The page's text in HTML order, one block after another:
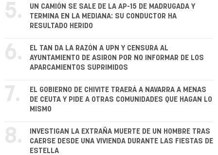
5.
UN CAMIÓN SE SALE DE LA AP-15 DE MADRUGADA Y
TERMINA EN LA MEDIANA: SU CONDUCTOR HA
RESULTADO HERIDO
6.
EL TAN DA LA RAZÓN A UPN Y CENSURA AL
AYUNTAMIENTO DE ASIRON POR NO INFORMAR DE LOS
APARCAMIENTOS SUPRIMIDOS
7.
EL GOBIERNO DE CHIVITE TRAERÁ A NAVARRA A MENAS
DE CEUTA Y PIDE A OTRAS COMUNIDADES QUE HAGAN LO
MISMO
8.
INVESTIGAN LA EXTRAÑA MUERTE DE UN HOMBRE TRAS
CAERSE DESDE UNA VIVIENDA DURANTE LAS FIESTAS DE
ESTELLA